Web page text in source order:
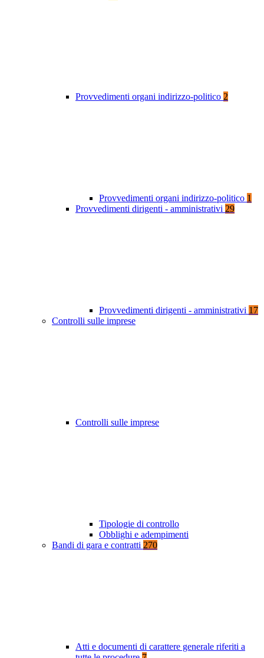
Provvedimenti organi indirizzo-politico 2
Provvedimenti organi indirizzo-politico 1
Provvedimenti dirigenti - amministrativi 29
Provvedimenti dirigenti - amministrativi 17
Controlli sulle imprese
Controlli sulle imprese
Tipologie di controllo
Obblighi e adempimenti
Bandi di gara e contratti 270
Atti e documenti di carattere generale riferiti a